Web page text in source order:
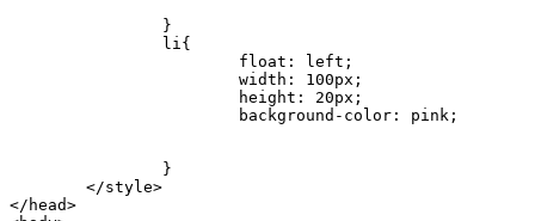
}
li {
float : left ;
width : 100px ;
height : 20px ;
background-color : pink ;
}
</style>
</ head>